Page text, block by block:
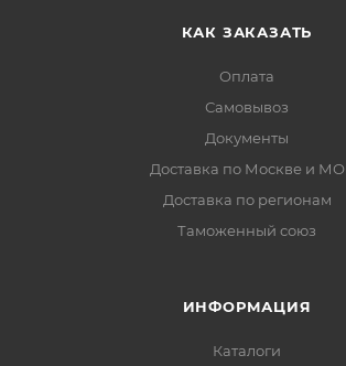
КАК ЗАКАЗАТЬ
Оплата
Самовывоз
Документы
Доставка по Москве и МО
Доставка по регионам
Таможенный союз
ИНФОРМАЦИЯ
Каталоги